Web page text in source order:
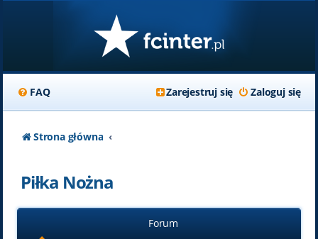
FAQ Zaloguj się
Zarejestruj się
Strona główna
Piłka Nożna
Forum